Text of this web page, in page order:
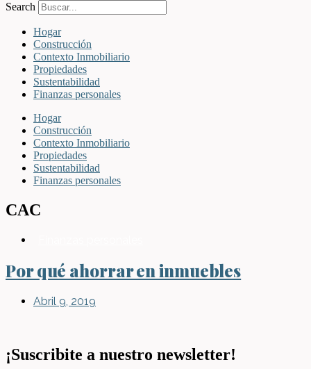
Search
Hogar
Construcción
Contexto Inmobiliario
Propiedades
Sustentabilidad
Finanzas personales
Hogar
Construcción
Contexto Inmobiliario
Propiedades
Sustentabilidad
Finanzas personales
CAC
Por qué ahorrar en inmuebles
Abril 9, 2019
¡Suscribite a nuestro newsletter!